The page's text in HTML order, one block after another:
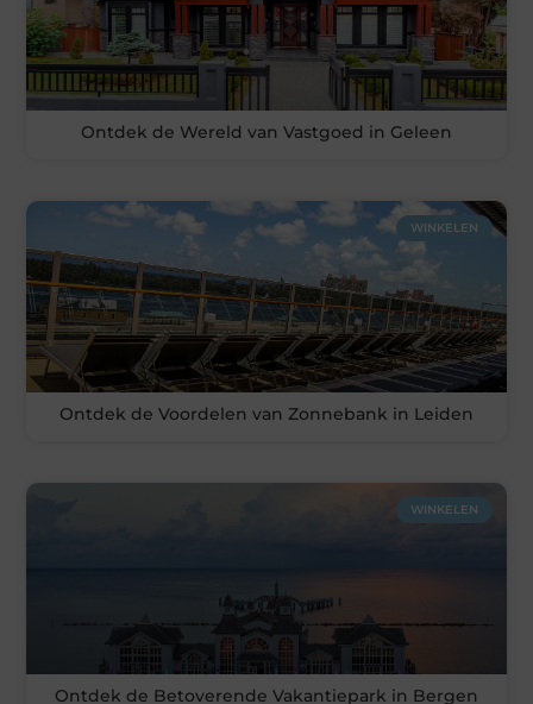
Ontdek de Wereld van Vastgoed in Geleen
WINKELEN
Ontdek de Voordelen van Zonnebank in Leiden
WINKELEN
Ontdek de Betoverende Vakantiepark in Bergen